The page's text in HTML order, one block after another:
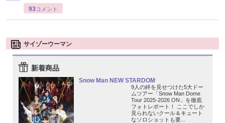
93コメント
サイゾーウーマン
新着商品
Snow Man NEW STARDOM
9人の絆を見せつけた5大ドー
ムツアー「Snow Man Dome
Tour 2025-2026 ON」を徹底
フォトレポート！ ここでしか
見られないクール＆キュート
なソロショットも要...